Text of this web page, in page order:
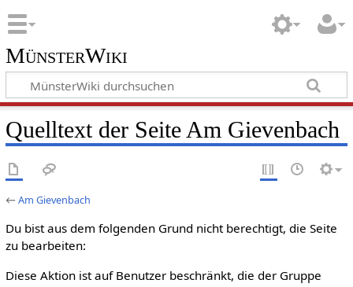
MünsterWiki
Quelltext der Seite Am Gievenbach
←Am Gievenbach
Du bist aus dem folgenden Grund nicht berechtigt, die Seite
zu bearbeiten:
Diese Aktion ist auf Benutzer beschränkt, die der Gruppe